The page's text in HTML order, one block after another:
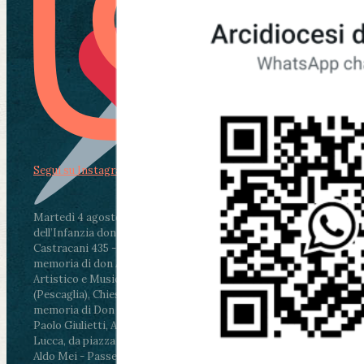
Martedì 4 agosto2026
ore 11:30 - Lucca, Scuola
dell’Infanzia don Aldo Mei - Viale Castruccio
Castracani 435 - Inaugurazione murales in
memoria di don Aldo Mei curato dal Liceo
Artistico e Musicale “Passaglia”
ore 18 - Fiano
(Pescaglia), Chiesa parrocchiale - Messa in
memoria di Don Aldo Mei celebrata da mons.
Paolo Giulietti, Arcivescovo di Lucca
ore 20.30 -
Lucca, da piazza San Michele al Cippo di don
Aldo Mei - Passeggiata della Memoria in alcuni
Segui su Instagram